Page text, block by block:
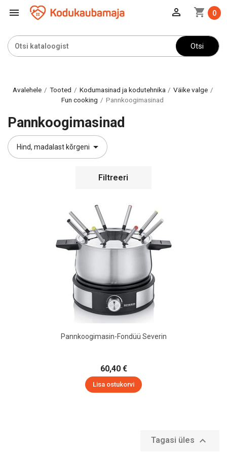
 shopping_cart 0

Otsi
Avalehele Tooted Kodumasinad ja kodutehnika
Väike valge
Fun cooking
Pannkoogimasinad
Pannkoogimasinad
Hind, madalast kõrgeni 
Filtreeri
Pannkoogimasin-Fondüü Severin
60,40 €
Lisa ostukorvi
Tagasi üles 